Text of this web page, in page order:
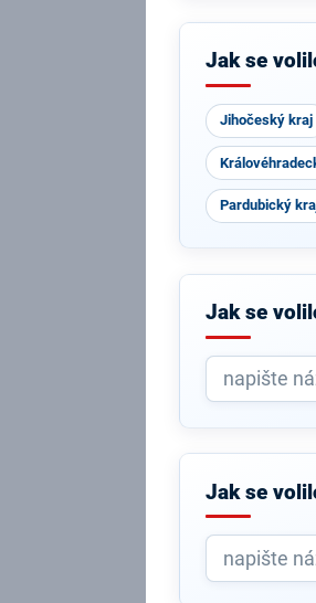
Jak se
Jihočeský kraj
Pardubický
Jak se
Jak se